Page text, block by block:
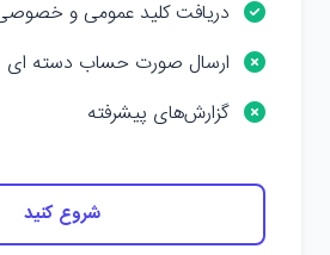
دریافت کلید عمومی و
ارسال صورت حساب دسته ای
گزارش‌های پیشرفته
شروع کنید